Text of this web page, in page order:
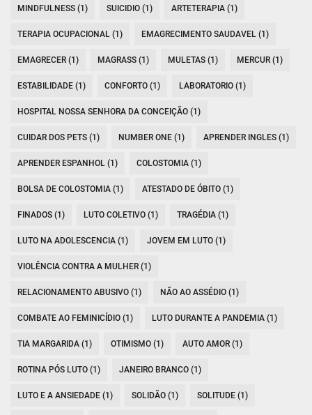
MINDFULNESS (1) SUICIDIO (1) ARTETERAPIA (1)
TERAPIA OCUPACIONAL (1) EMAGRECIMENTO SAUDAVEL (1)
EMAGRECER (1) MAGRASS (1) MULETAS (1) MERCUR (1)
ESTABILIDADE (1) CONFORTO (1) LABORATORIO (1)
HOSPITAL NOSSA SENHORA DA CONCEIÇÃO (1)
CUIDAR DOS PETS (1) NUMBER ONE (1) APRENDER INGLES (1)
APRENDER ESPANHOL (1) COLOSTOMIA (1)
BOLSA DE COLOSTOMIA (1) ATESTADO DE ÓBITO (1)
FINADOS (1) LUTO COLETIVO (1) TRAGÉDIA (1)
LUTO NA ADOLESCENCIA (1) JOVEM EM LUTO (1)
VIOLÊNCIA CONTRA A MULHER (1)
RELACIONAMENTO ABUSIVO (1) NÃO AO ASSÉDIO (1)
COMBATE AO FEMINICÍDIO (1) LUTO DURANTE A PANDEMIA (1)
TIA MARGARIDA (1) OTIMISMO (1) AUTO AMOR (1)
ROTINA PÓS LUTO (1) JANEIRO BRANCO (1)
LUTO E A ANSIEDADE (1) SOLIDÃO (1) SOLITUDE (1)